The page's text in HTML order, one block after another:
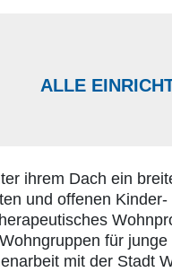
ALLE
ihrem Dach ein
und offenen
für
mit der Stadt